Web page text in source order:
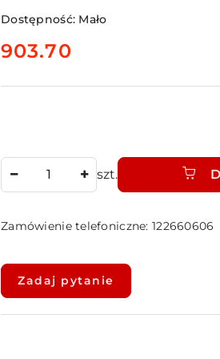
Dostępność: Mało
cena:
903.70
szt.
Zamówienie telefoniczne: 122660606
Dostępność
i
dostawa
Zadaj pytanie